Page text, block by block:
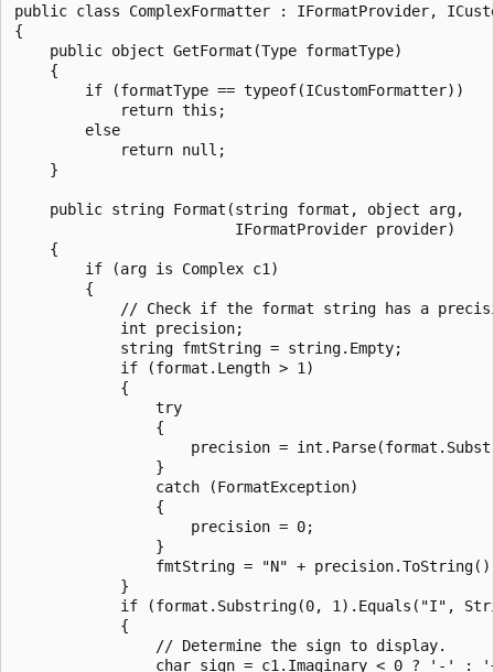
public class ComplexFormatter : IFormatProvider,
{
    public object GetFormat(Type formatType)
    {
        if (formatType == typeof(ICustomFormatter))
            return this;
        else
            return null;
    }
    public string Format(string format, object arg,
                         IFormatProvider provider)
    {
        if (arg is Complex c1)
        {
// Check if the format string has a
            int precision;
            string fmtString = string.Empty;
            if (format.Length > 1)
            {
                try
                {
precision =
                }
                catch (FormatException)
                {
                    precision = 0;
                }
fmtString = "N" +
            }
if (format.Substring(0, 1).Equals("I",
            {
                // Determine the sign to display.
char sign = c1.Imaginary < 0 ? '-' :